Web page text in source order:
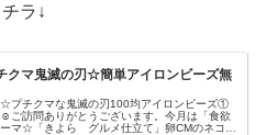
ラ↓
クマ鬼滅の刃☆簡単アイロンビーズ無
プチクマな鬼滅の刃100均アイロンビーズ①
☺ご訪問ありがとうございます。今月は「食欲
マ☆「きよら グルメ仕立て」卵CMのネコの